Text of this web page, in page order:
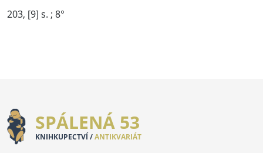
203, [9] s. ; 8°
SPÁLENÁ 53
KNIHKUPECTVÍ /ANTIKVARIÁT